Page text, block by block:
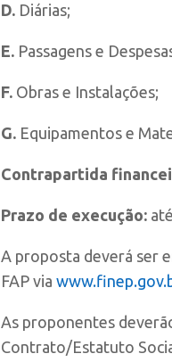
D. Diárias;
E. Passagens e
F. Obras e Instalações;
G. Equipamentos e
Contrapartida
Prazo de execução:
A proposta deverá ser
FAP via
As proponentes
Contrato/Estatuto